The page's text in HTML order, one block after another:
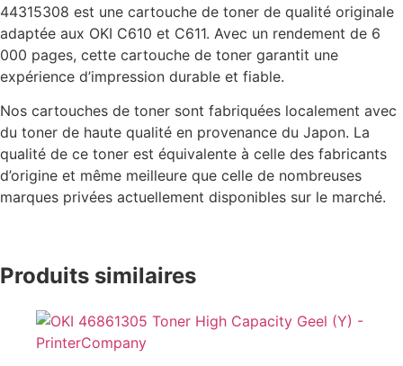
44315308 est une cartouche de toner de qualité originale
adaptée aux OKI C610 et C611. Avec un rendement de 6
000 pages, cette cartouche de toner garantit une
expérience d’impression durable et fiable.
Nos cartouches de toner sont fabriquées localement avec
du toner de haute qualité en provenance du Japon. La
qualité de ce toner est équivalente à celle des fabricants
d’origine et même meilleure que celle de nombreuses
marques privées actuellement disponibles sur le marché.
Produits similaires